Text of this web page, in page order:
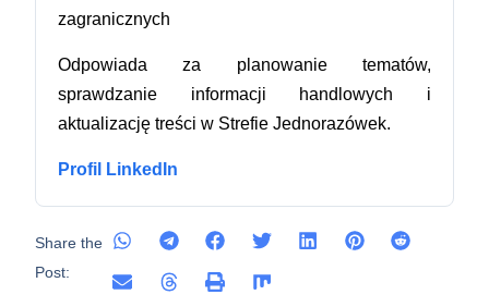
zagranicznych
Odpowiada za planowanie tematów,
sprawdzanie informacji handlowych i
aktualizację treści w Strefie Jednorazówek.
Profil LinkedIn
Share the
Post: